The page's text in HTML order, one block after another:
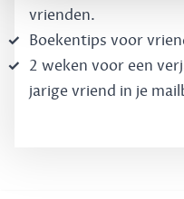
vrienden.
Boekentips voor
2 weken voor een
jarige vriend in je